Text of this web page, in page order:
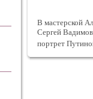
В мастерской
Сергей
портрет